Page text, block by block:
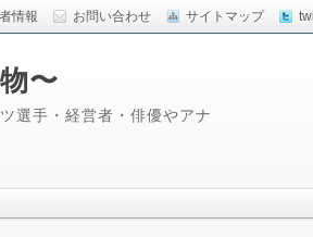
情報 お問い合わせ サイトマップ
〜
選手・経営者・俳優やアナ